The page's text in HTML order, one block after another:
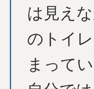
は見え
のトイ
まって